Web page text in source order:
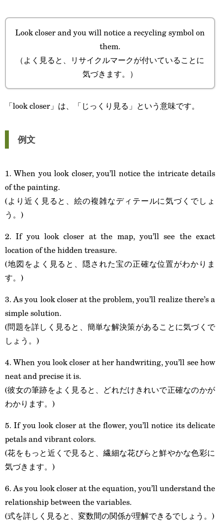
Look closer and you will notice a recycling symbol on
them.
（よく見ると、リサイクルマークが付いていることに
気づきます。）
「look closer」は、「じっくり見る」という意味です。
例文
1. When you look closer, you’ll notice the intricate details
of the painting.
(より近く見ると、絵の複雑なディテールに気づくでしょ
う。)
2. If you look closer at the map, you’ll see the exact
location of the hidden treasure.
(地図をよく見ると、隠された宝の正確な位置がわかりま
す。)
3. As you look closer at the problem, you’ll realize there’s a
simple solution.
(問題を詳しく見ると、簡単な解決策があることに気づくで
しょう。)
4. When you look closer at her handwriting, you’ll see how
neat and precise it is.
(彼女の筆跡をよく見ると、どれだけきれいで正確なのかが
わかります。)
5. If you look closer at the flower, you’ll notice its delicate
petals and vibrant colors.
(花をもっと近くで見ると、繊細な花びらと鮮やかな色彩に
気づきます。)
6. As you look closer at the equation, you’ll understand the
relationship between the variables.
(式を詳しく見ると、変数間の関係が理解できるでしょう。)